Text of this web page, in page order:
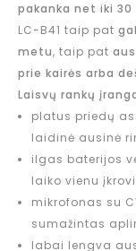
pakanka net iki 30
LC-B41 taip pat
metu, taip pat
prie kairės arba
Laisvų rankų
platus priedų
laidinė ausinė
ilgas baterijos
laiko vienu
mikrofonas su
sumažintas
labai lengva